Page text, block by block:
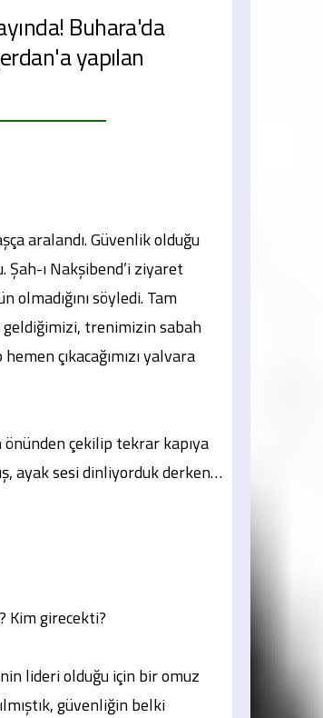
Buhara'da
yapılan
aralandı. Güvenlik olduğu
ı Nakşibend’i ziyaret
söyledi. Tam
trenimizin sabah
çıkacağımızı yalvara
çekilip tekrar kapıya
ayak sesi dinliyorduk derken…
Kim girecekti?
lideri olduğu için bir omuz
güvenliğin belki